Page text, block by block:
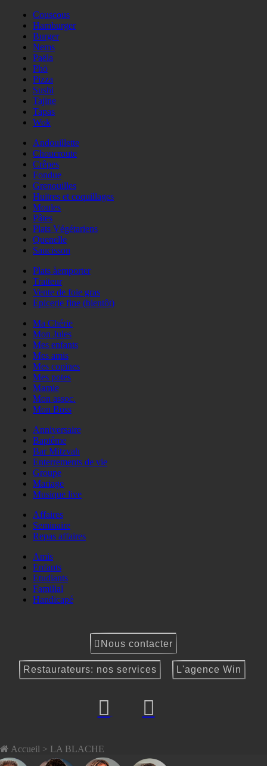
Couscous
Hamburger
Burger
Nems
Paëla
Phö
Pizza
Sushi
Tajine
Tapas
Wok
Andouillette
Choucroute
Crêpes
Fondue
Grenouilles
Huitres et coquillages
Moules
Pâtes
Plats Végétariens
Quenelle
Saucisson
Plats àemporter
Traiteur
Vente de foie gras
Epicerie fine (bientôt)
Ma Chérie
Mon Jules
Mes enfants
Mes amis
Mes copines
Mes potes
Mamie
Mon assoc.
Mon Boss
Anniversaire
Baptême
Bar Mitzvah
Enterrements de vie
Groupe
Mariage
Musique live
Affaires
Seminaire
Repas affaires
Amis
Enfants
Etudiants
Familial
Handicapé
Nous contacter
Restaurateurs: nos services L'agence Win
Accueil > LA BLACHE